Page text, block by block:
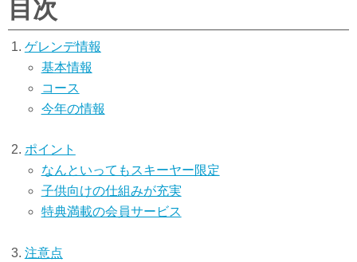
目次
ゲレンデ情報
基本情報
コース
今年の情報
ポイント
なんといってもスキーヤー限定
子供向けの仕組みが充実
特典満載の会員サービス
注意点